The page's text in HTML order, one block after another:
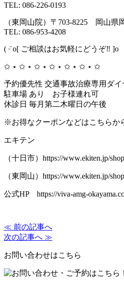
TEL: 086-226-0193
（東岡山院）〒703-8225 岡山県
TEL: 086-953-4208
( ᵕ̈ o[ ご相談はお気軽にどうぞ‼️ ]o
✩ ⋆ ✩ ⋆ ✩ ⋆ ✩ ⋆ ✩ ⋆ ✩ ⋆ ✩
予約優先性 交通事故治療専用ダ
駐車場 あり お子様連れ可
休診日 毎月第二木曜日の午後
※お得なクーポンなどはこちらか
エキテン
（十日市）https://www.ekiten.jp/
（東岡山）https://www.ekiten.jp/
公式HP https://viva-amg-
≪ 前の記事へ
次の記事へ ≫
お問い合わせはこちら